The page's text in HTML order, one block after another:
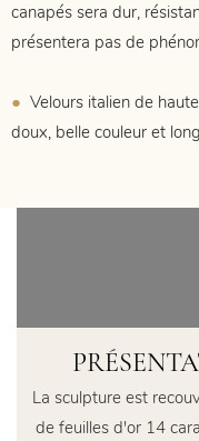
canapés sera dur,
présentera pas de
● Velours italien de
doux, belle couleur et
La sculpture est
de feuilles d'or 14